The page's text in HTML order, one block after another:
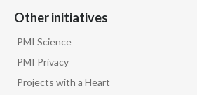
Other initiatives
PMI Science
PMI Privacy
Projects with a Heart